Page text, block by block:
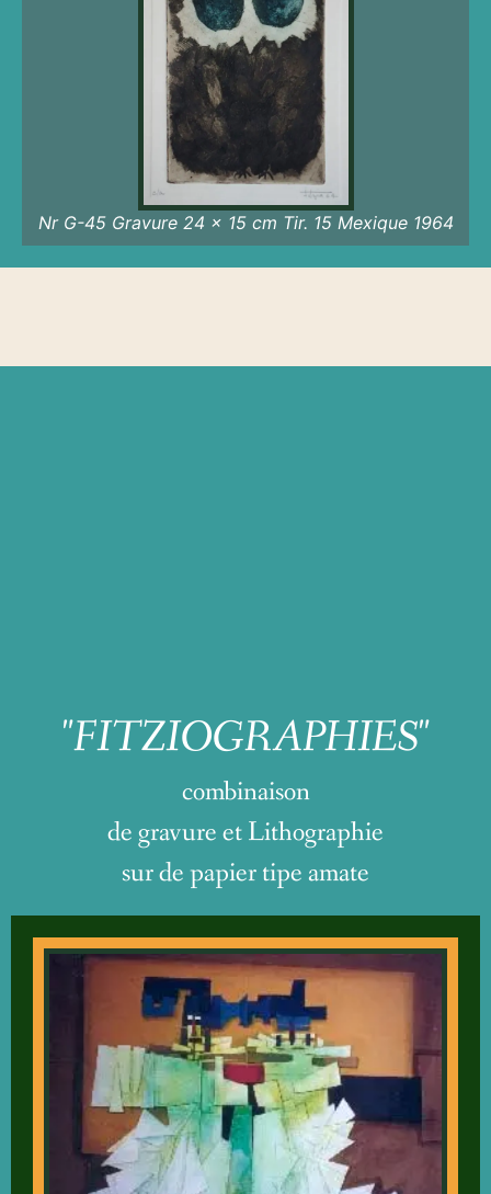
Nr G-45 Gravure 24 x 15 cm Tir. 15 Mexique 1964
"FITZIOGRAPHIES"
combinaison
de gravure et Lithographie
sur de papier tipe amate